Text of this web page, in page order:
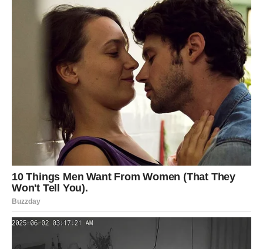
Možda ste do sada pokušavale pronaći logično
Možda ste ignorisale ono što osjećate.
Ali sada dolazi vrijeme kada će vam upravo intuicija
pokazati pravi put.
Nemojte je zanemariti.
Velika promjena počinje malim
korakom
Mnogi misle da velike promjene dolaze uz velike